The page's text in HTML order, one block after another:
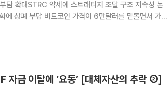
담 확대STRC 약세에 스트래티지 조달 구조 지속성 논
만달러를 밑돌면서 가상
지의 우선주 약세가
자금 이탈에 ‘요동’ [대체자산의 추락 ②]